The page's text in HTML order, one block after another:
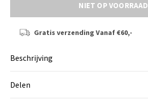
NIET OP VOORRAAD
Gratis verzending Vanaf €60,-
Beschrijving
Delen